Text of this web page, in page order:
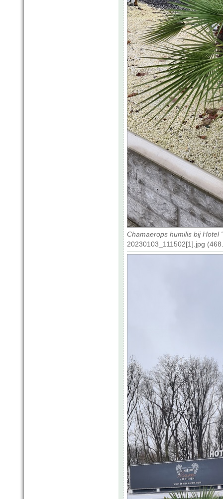
Chamaerops humilis bij Hotel
20230103_111502[1].jpg